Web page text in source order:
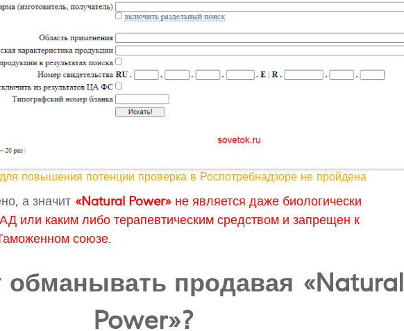
повышения потенции проверка в Роспотребнадзоре не пройдена
а значит «Natural Power» не является даже биологически
или каким либо терапевтическим средством и запрещен к
союзе.
обманывать продавая «Natural
Power»?